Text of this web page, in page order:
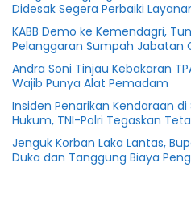
Didesak Segera Perbaiki
KABB Demo ke Kemendagri,
Pelanggaran Sumpah Jabatan
Andra Soni Tinjau Kebakaran
Wajib Punya Alat Pemadam
Insiden Penarikan Kendaraan di
Hukum, TNI-Polri Tegaskan
Jenguk Korban Laka Lantas,
Duka dan Tanggung Biaya